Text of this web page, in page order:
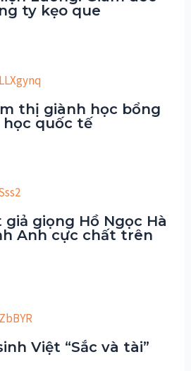
ty kẹo que
thị giành học bổng
quốc tế
giọng Hồ Ngọc Hà
Anh cực chất trên
Việt “Sắc và tài”